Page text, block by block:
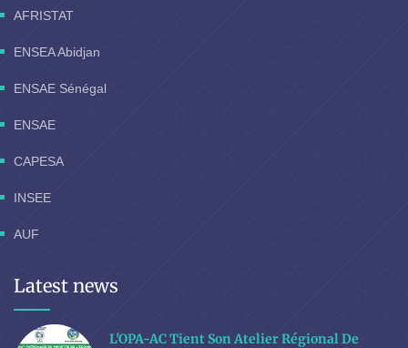
AFRISTAT
ENSEA Abidjan
ENSAE Sénégal
ENSAE
CAPESA
INSEE
AUF
Latest news
L'OPA-AC Tient Son Atelier Régional De